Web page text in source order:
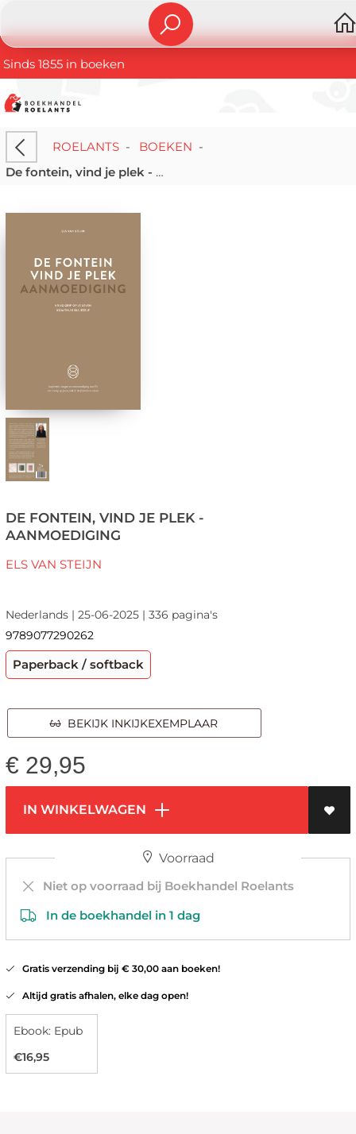
Sinds 1855 in boeken
ROELANTS- BOEKEN -
De fontein, vind je plek - Aanmoediging
DE FONTEIN, VIND JE PLEK -
AANMOEDIGING
ELS VAN STEIJN
Nederlands | 25-06-2025 | 336 pagina's
9789077290262
Paperback / softback
BEKIJK INKIJKEXEMPLAAR
€ 29,95
IN WINKELWAGEN
Voorraad
Niet op voorraad bij Boekhandel Roelants
In de boekhandel in 1 dag
Gratis verzending bij € 30,00 aan boeken!
Altijd gratis afhalen, elke dag open!
Ebook: Epub
€16,95